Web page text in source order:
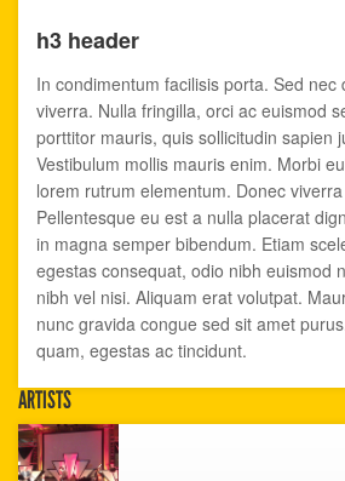
h3 header
In condimentum facilisis porta. Sed nec
viverra. Nulla fringilla, orci ac euismod
porttitor mauris, quis sollicitudin sapien
Vestibulum mollis mauris enim. Morbi
lorem rutrum elementum. Donec
Pellentesque eu est a nulla placerat
in magna semper bibendum. Etiam
egestas consequat, odio nibh euismod
nibh vel nisi. Aliquam erat volutpat.
nunc gravida congue sed sit amet
quam, egestas ac tincidunt.
ARTISTS